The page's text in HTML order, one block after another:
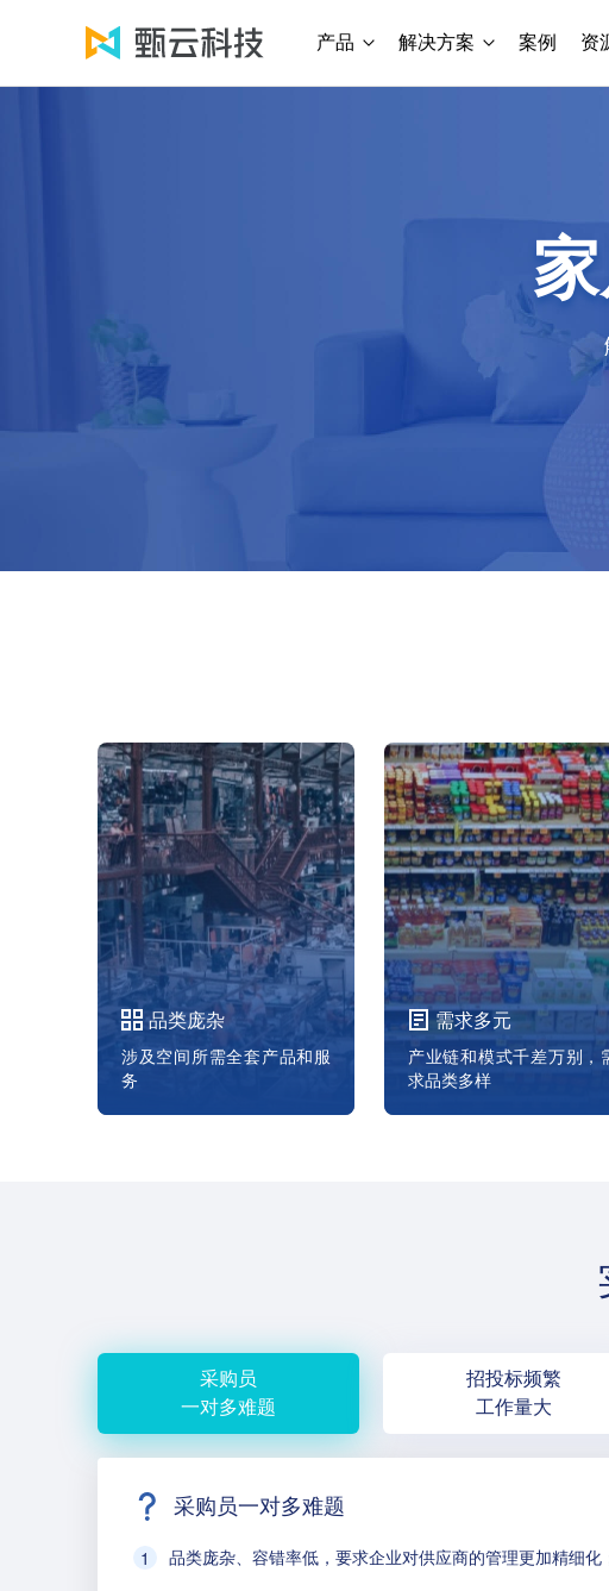
产品 解决方案 案例 资
品类庞杂
涉及空间所需全套产品和服
务
需求多元
产业链和模式千差万别，
求品类多样
采购员
一对多难题
招投标频繁
工作量大
采购员一对多难题
品类庞杂、容错率低，要求企业对供应商的管理更加精细化